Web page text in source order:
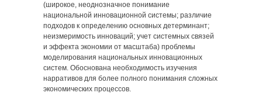
(широкое, неоднозначное понимание
национальной инновационной системы; различие
подходов к определению основных детерминант;
неизмеримость инноваций; учет системных связей
и эффекта экономии от масштаба) проблемы
моделирования национальных инновационных
систем. Обоснована необходимость изучения
нарративов для более полного понимания сложных
экономических процессов.